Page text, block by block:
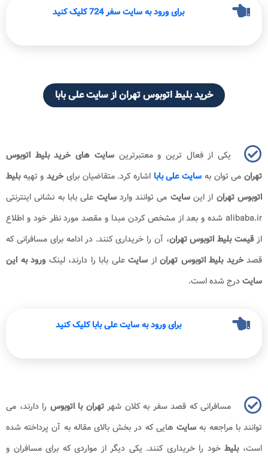
برای ورود به سایت سفر 724 کلیک کنید
خرید بلیط اتوبوس تهران از سایت علی بابا
یکی از فعال ترین و معتبرترینسایت های خرید بلیط اتوبوس
تهران می توان به سایت علی بابا اشاره کرد. متقاضیان برایخرید و تهیهبلیط
اتوبوس تهران از اینسایت می توانند واردسایت علی بابا به نشانی اینترنتی
alibaba.ir شده و بعد از مشخص کردن مبدا و مقصد مورد نظر خود و اطلاع
ازقیمت بلیط اتوبوس تهران، آن را خریداری کنند. در ادامه برای مسافرانی که
قصدخرید بلیط اتوبوس تهراناز سایتعلی بابا را دارند، لینک ورود به این
سایتدرج شده است.
برای ورود به سایت علی بابا کلیک کنید
مسافرانی که قصد سفر به کلان شهرتهران با اتوبوس را دارند، می
توانند با مراجعه به سایت هایی که در بخش بالای مقاله به آن پرداخته شده
است،بلیطخود را خریداری کنند. یکی دیگر از مواردی که برای مسافران و